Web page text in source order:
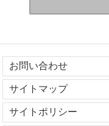
お問い合わせ
サイトマップ
サイトポリシー